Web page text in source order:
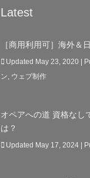
Latest
［商用利用可］海外＆
Updated May 23, 2020 |
ン, ウェブ制作
オペアへの道 資格なし
は？
Updated May 17, 2024 |